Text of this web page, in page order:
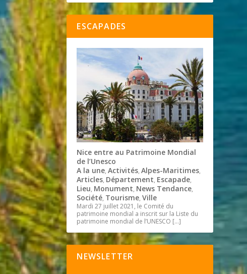
ESCAPADES
Nice entre au Patrimoine Mondial
de l’Unesco
A la une,Activités,Alpes-Maritimes,
Articles, Département, Escapade,
Lieu, Monument, News Tendance,
Société, Tourisme,Ville
Mardi 27 juillet 2021, le Comité du
patrimoine mondial a inscrit sur la Liste du
patrimoine mondial de l’UNESCO […]
NEWSLETTER